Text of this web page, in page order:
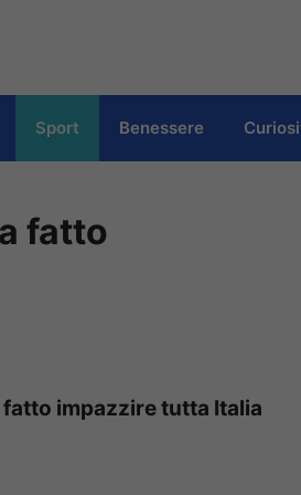
Sport Benessere
fatto
fatto impazzire tutta Italia